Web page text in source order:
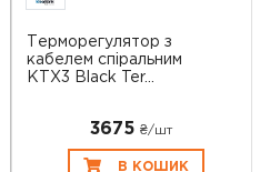
Терморегулятор з
кабелем спіральним
KTX3 Black Ter...
3675 ₴/шт
В КОШИК